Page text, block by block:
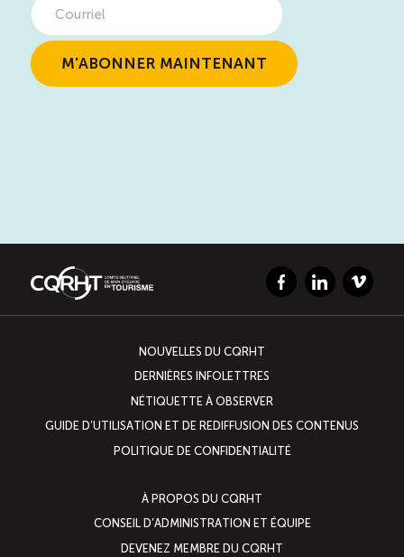
FacebookLinkedInVimeo
NOUVELLES DU CQRHT
DERNIÈRES INFOLETTRES
NÉTIQUETTE À OBSERVER
GUIDE D’UTILISATION ET DE REDIFFUSION DES CONTENUS
POLITIQUE DE CONFIDENTIALITÉ
À PROPOS DU CQRHT
CONSEIL D’ADMINISTRATION ET ÉQUIPE
DEVENEZ MEMBRE DU CQRHT